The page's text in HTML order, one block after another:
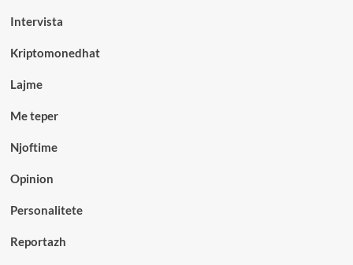
Intervista
Kriptomonedhat
Lajme
Me teper
Njoftime
Opinion
Personalitete
Reportazh